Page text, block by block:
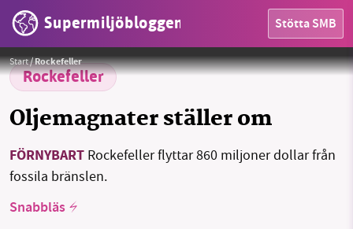
Supermiljöbloggen Stötta SMB
OMRÅDEN
MILJÖFAKTA
Start/Rockefeller
Rockefeller
Oljemagnater ställer om
FÖRNYBART Rockefeller flyttar 860 miljoner dollar från
fossila bränslen.
Snabbläs